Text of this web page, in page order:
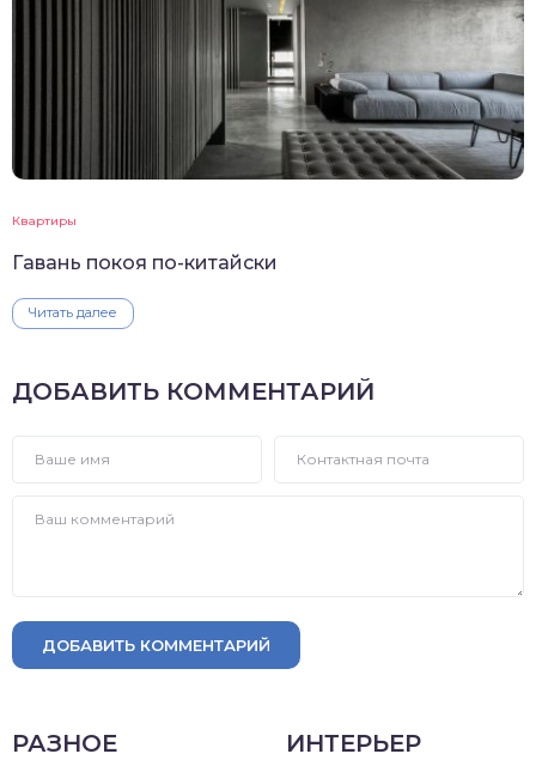
Квартиры
Гавань покоя по-китайски
Читать далее
ДОБАВИТЬ КОММЕНТАРИЙ
ДОБАВИТЬ КОММЕНТАРИЙ
РАЗНОЕ ИНТЕРЬЕР